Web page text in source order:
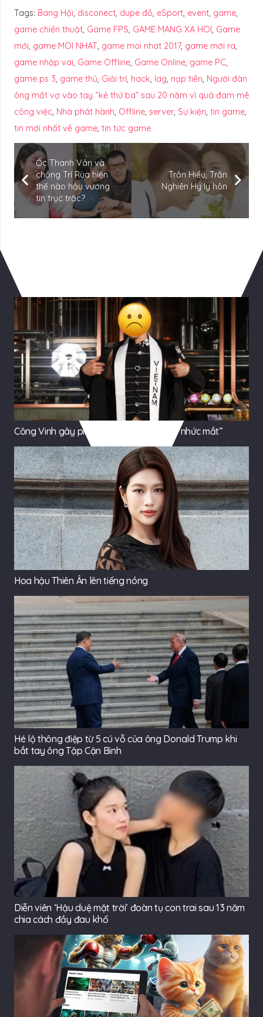
Tags: Bang Hội, disconect, dupe đồ, eSport, event, game,
game chiến thuật, Game FPS, GAME MANG XA HOI, Game
mới, game MOI NHAT, game moi nhat 2017, game mới ra,
game nhập vai, Game Offline, Game Online, game PC,
game ps 3, game thủ, Giải trí, hack, lag, nạp tiền, Người đàn
ông mất vợ vào tay “kẻ thứ ba” sau 20 năm vì quá đam mê
công việc, Nhà phát hành, Offline, server, Sự kiện, tin game,
tin mới nhất về game, tin tức game
Ốc Thanh Vân và
chồng Trí Rùa hiện
thế nào hậu vướng
tin trục trặc?
Trần Hiểu, Trần
Nghiên Hy ly hôn
Công Vinh gây phản cảm vì hình ảnh lố “nhức mắt”
Hoa hậu Thiên Ân lên tiếng nóng
Hé lộ thông điệp từ 5 cú vỗ của ông Donald Trump khi
bắt tay ông Tập Cận Bình
Diễn viên ‘Hậu duệ mặt trời’ đoàn tụ con trai sau 13 năm
chia cách đầy đau khổ